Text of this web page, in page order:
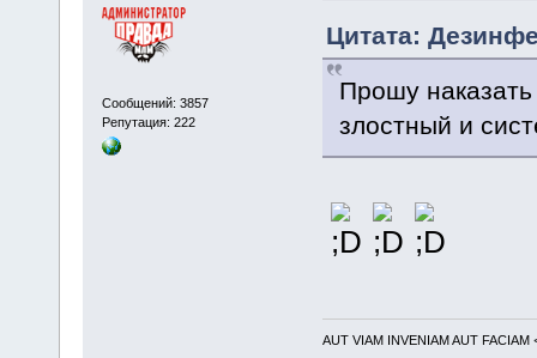
Сообщений: 3857
Репутация: 222
Цитата:
Прошу
злостный и
AUT VIAM INVENIAM AUT FACIAM